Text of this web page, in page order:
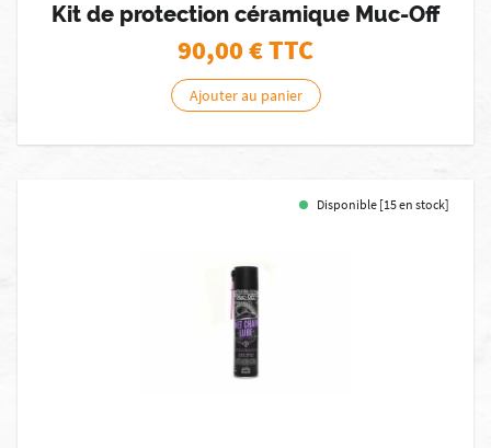
Kit de protection céramique Muc-Off
90,00€ TTC
Ajouter au panier
Disponible [15 en stock]